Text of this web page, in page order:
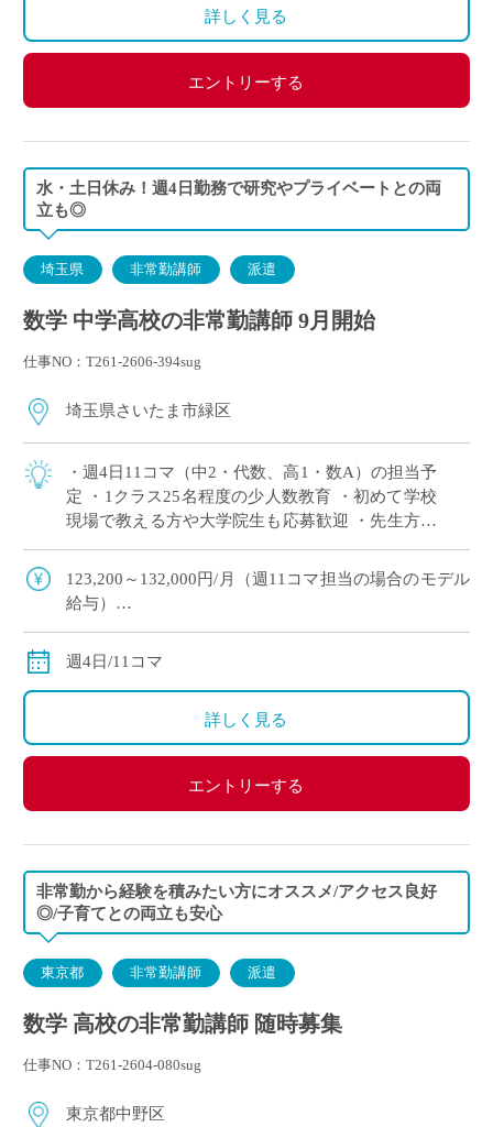
詳しく見る
エントリーする
水・土日休み！週4日勤務で研究やプライベートとの両
立も◎
埼玉県 非常勤講師 派遣
数学 中学高校の非常勤講師 9月開始
仕事NO：T261-2606-394sug
埼玉県さいたま市緑区
・週4日11コマ（中2・代数、高1・数A）の担当予
定 ・1クラス25名程度の少人数教育 ・初めて学校
現場で教える方や大学院生も応募歓迎 ・先生方へ
れる学校です ・兼務も〇研究や […]
123,200～132,000円/月（週11コマ担当の場合のモデル
給与）
◇交通費別途支給
週4日/11コマ
詳しく見る
エントリーする
非常勤から経験を積みたい方にオススメ/アクセス良好
◎/子育てとの両立も安心
東京都 非常勤講師 派遣
数学 高校の非常勤講師 随時募集
仕事NO：T261-2604-080sug
東京都中野区